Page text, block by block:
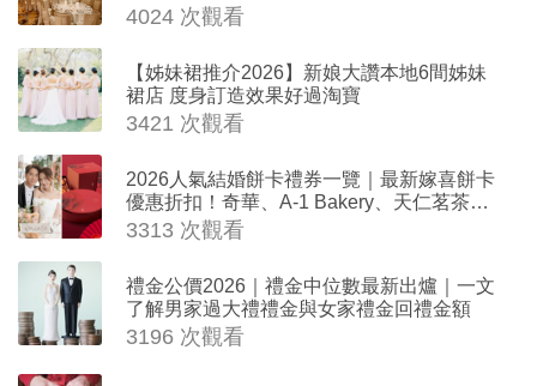
4024 次觀看
【姊妹裙推介2026】新娘大讚本地6間姊妹
裙店 度身訂造效果好過淘寶
3421 次觀看
2026人氣結婚餅卡禮券一覽｜最新嫁喜餅卡
優惠折扣！奇華、A-1 Bakery、天仁茗茶、
ROYCE'、Paul Lafayet、agnès b.
3313 次觀看
禮金公價2026｜禮金中位數最新出爐｜一文
了解男家過大禮禮金與女家禮金回禮金額
3196 次觀看